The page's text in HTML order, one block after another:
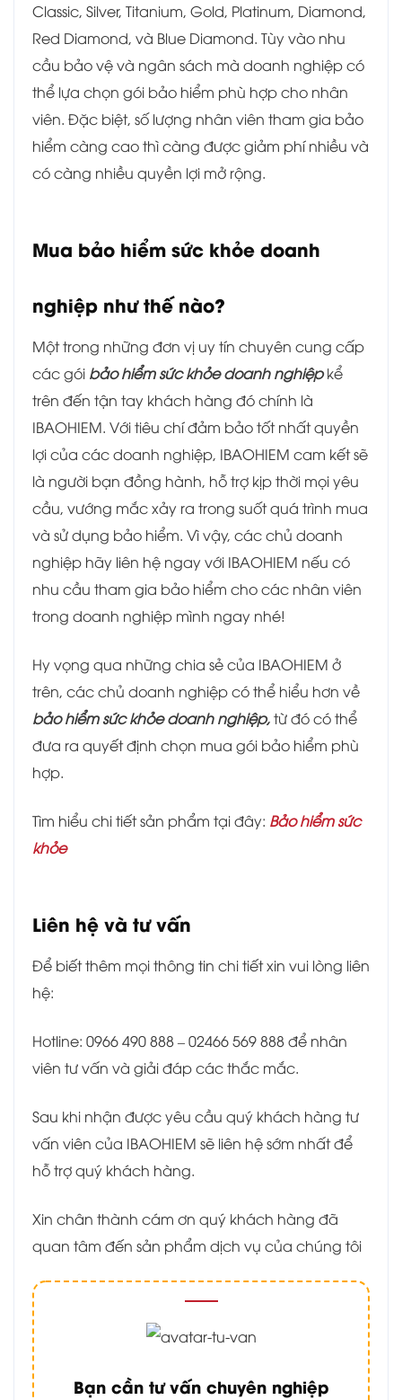
Classic, Silver, Titanium, Gold, Platinum, Diamond,
Red Diamond, và Blue Diamond. Tùy vào nhu
cầu bảo vệ và ngân sách mà doanh nghiệp có
thể lựa chọn gói bảo hiểm phù hợp cho nhân
viên. Đặc biệt, số lượng nhân viên tham gia bảo
hiểm càng cao thì càng được giảm phí nhiều và
có càng nhiều quyền lợi mở rộng.
Mua bảo hiểm sức khỏe doanh
nghiệp như thế nào?
Một trong những đơn vị uy tín chuyên cung cấp
các gói bảo hiểm sức khỏe doanh nghiệpkể
trên đến tận tay khách hàng đó chính là
IBAOHIEM. Với tiêu chí đảm bảo tốt nhất quyền
lợi của các doanh nghiệp, IBAOHIEM cam kết sẽ
là người bạn đồng hành, hỗ trợ kịp thời mọi yêu
cầu, vướng mắc xảy ra trong suốt quá trình mua
và sử dụng bảo hiểm. Vì vậy, các chủ doanh
nghiệp hãy liên hệ ngay với IBAOHIEM nếu có
nhu cầu tham gia bảo hiểm cho các nhân viên
trong doanh nghiệp mình ngay nhé!
Hy vọng qua những chia sẻ của IBAOHIEM ở
trên, các chủ doanh nghiệp có thể hiểu hơn về
bảo hiểm sức khỏe doanh nghiệp,từ đó có thể
đưa ra quyết định chọn mua gói bảo hiểm phù
hợp.
Tìm hiểu chi tiết sản phẩm tại đây: Bảo hiểm sức
khỏe
Liên hệ và tư vấn
Để biết thêm mọi thông tin chi tiết xin vui lòng liên
hệ:
Hotline: 0966 490 888 – 02466 569 888 để nhân
viên tư vấn và giải đáp các thắc mắc.
Sau khi nhận được yêu cầu quý khách hàng tư
vấn viên của IBAOHIEM sẽ liên hệ sớm nhất để
hỗ trợ quý khách hàng.
Xin chân thành cám ơn quý khách hàng đã
quan tâm đến sản phẩm dịch vụ của chúng tôi
Bạn cần tư vấn chuyên nghiệp